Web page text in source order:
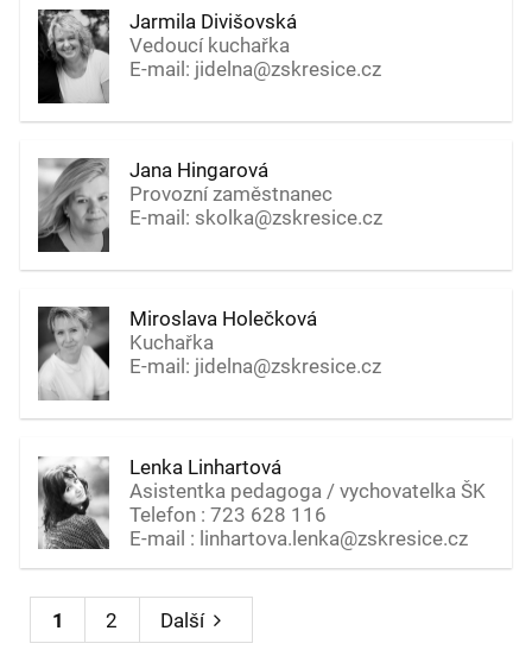
Jarmila Divišovská
Vedoucí kuchařka
E-mail: jidelna@zskresice.cz
Jana Hingarová
Provozní zaměstnanec
E-mail: skolka@zskresice.cz
Miroslava Holečková
Kuchařka
E-mail: jidelna@zskresice.cz
Lenka Linhartová
Asistentka pedagoga / vychovatelka ŠK
Telefon : 723 628 116
E-mail : linhartova.lenka@zskresice.cz
1 2 Další